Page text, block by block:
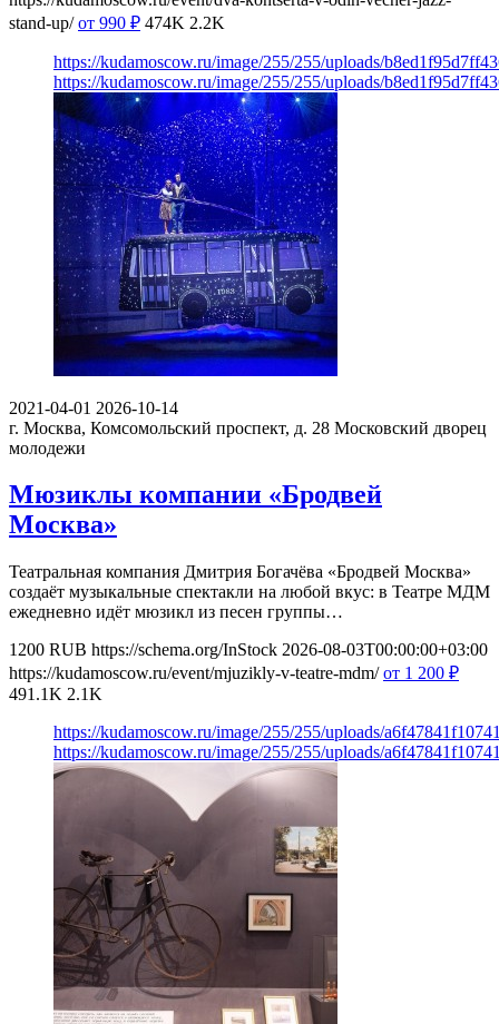
stand-up/ от 990 ₽ 474K 2.2K
https://kudamoscow.ru/image/255/255/uploads/
https://kudamoscow.ru/image/255/255/uploads/
2021-04-01 2026-10-14
г. Москва, Комсомольский проспект, д. 28 Московский дворец
молодежи
Мюзиклы компании «Бродвей
Москва»
Театральная компания Дмитрия Богачёва «Бродвей Москва»
создаёт музыкальные спектакли на любой вкус: в Театре МДМ
ежедневно идёт мюзикл из песен группы…
1200 RUB https://schema.org/InStock 2026-08-03T00:00:00+03:00
https://kudamoscow.ru/event/mjuzikly-v-teatre-mdm/ от 1 200 ₽
491.1K 2.1K
https://kudamoscow.ru/image/255/255/uploads/
https://kudamoscow.ru/image/255/255/uploads/